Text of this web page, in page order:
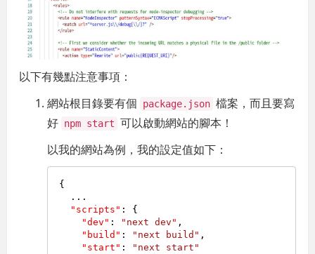
以下有幾點注意事項：
網站根目錄要有個
package.json 檔案，而且要寫
好 npm start 可以啟動網站的腳本！
以我的網站為例，我的設定值如下：
{
"scripts" :
{
"dev" : "next dev" ,
"build" : "next build" ,
"start" :
"next start"